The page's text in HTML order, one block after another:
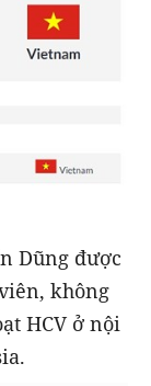
Dũng được
không
HCV ở nội